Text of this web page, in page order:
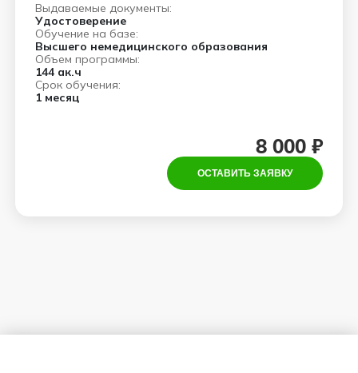
психотерапевтическая помощь
Выдаваемые документы:
Удостоверение
Обучение на базе:
Высшего немедицинского образования
Объем программы:
144 ак.ч
Срок обучения:
1 месяц
8 000 ₽
ОСТАВИТЬ ЗАЯВКУ